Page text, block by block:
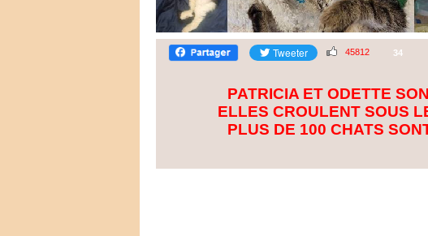
45812 34
PATRICIA ET ODETTE
ELLES CROULENT SOUS
PLUS DE 100 CHATS